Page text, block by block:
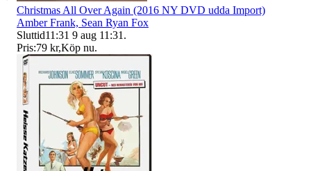
Christmas All Over Again (2016 NY DVD udda Import)
Amber Frank, Sean Ryan Fox
Sluttid11:31 9 aug 11:31 .
Pris:79 kr,Köp nu.